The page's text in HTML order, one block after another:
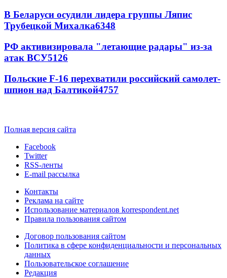
В Беларуси осудили лидера группы Ляпис
Трубецкой Михалка6348
РФ активизировала "летающие радары" из-за
атак ВСУ5126
Польские F-16 перехватили российский самолет-
шпион над Балтикой4757
Полная версия сайта
Facebook
Twitter
RSS-ленты
E-mail рассылка
Контакты
Реклама на сайте
Использование материалов korrespondent.net
Правила пользования сайтом
Договор пользования сайтом
Политика в сфере конфиденциальности и персональных
данных
Пользовательское соглашение
Редакция